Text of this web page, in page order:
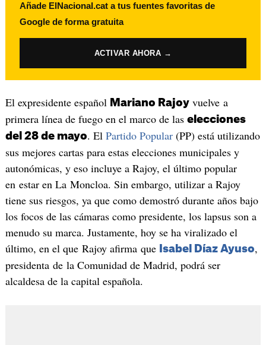
Añade ElNacional.cat a tus fuentes favoritas de
Google de forma gratuita
ACTIVAR AHORA →
El expresidente español Mariano Rajoyvuelve a
primera línea de fuego en el marco de las elecciones
del 28 de mayo. El Partido Popular(PP) está utilizando
sus mejores cartas para estas elecciones municipales y
autonómicas, y eso incluye a Rajoy, el último popular
en estar en La Moncloa. Sin embargo, utilizar a Rajoy
tiene sus riesgos, ya que como demostró durante años bajo
los focos de las cámaras como presidente, los lapsus son a
menudo su marca. Justamente, hoy se ha viralizado el
último, en el que Rajoy afirma que
Isabel Díaz Ayuso,
presidenta de la Comunidad de Madrid, podrá ser
alcaldesa de la capital española.